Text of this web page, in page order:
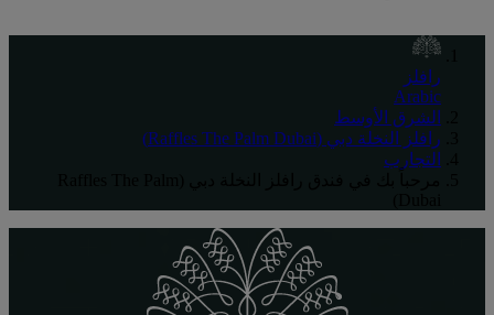
رافلز
Arabic
الشرق الأوسط
رافلز النخلة دبي (Raffles The Palm Dubai)
التجارب